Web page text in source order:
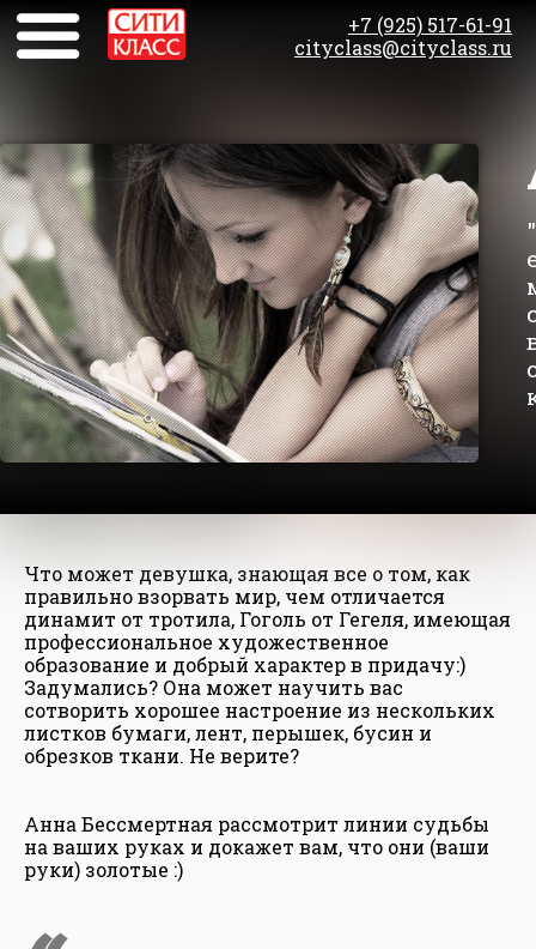
+7 (925) 517-61-91
cityclass@cityclass.ru
Что может девушка, знающая все о том, как
правильно взорвать мир, чем отличается
динамит от тротила, Гоголь от Гегеля, имеющая
профессиональное художественное
образование и добрый характер в придачу:)
Задумались? Она может научить вас
сотворить хорошее настроение из нескольких
листков бумаги, лент, перышек, бусин и
обрезков ткани. Не верите?
Анна Бессмертная рассмотрит линии судьбы
на ваших руках и докажет вам, что они (ваши
руки) золотые :)